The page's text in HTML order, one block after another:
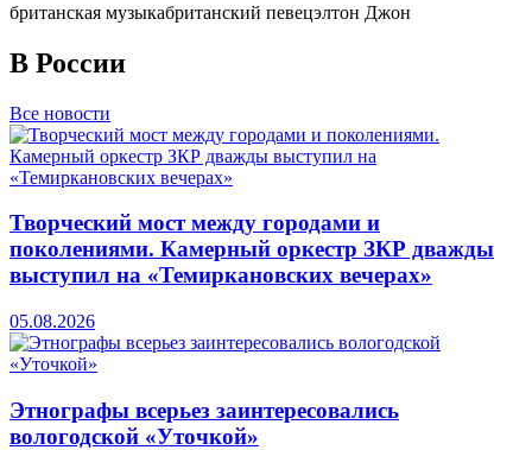
британская музыкабританский певецэлтон Джон
В России
Все новости
Творческий мост между городами и
поколениями. Камерный оркестр ЗКР дважды
выступил на «Темиркановских вечерах»
05.08.2026
Этнографы всерьез заинтересовались
вологодской «Уточкой»